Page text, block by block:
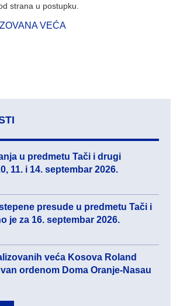
strana u postupku.
VEĆA
u predmetu Tači i drugi
11. i 14. septembar 2026.
presude u predmetu Tači i
je za 16. septembar 2026.
veća Kosova Roland
ordenom Doma Oranje-Nasau